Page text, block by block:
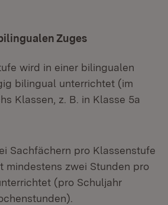
Zuges
wird in einer bilingualen
bilingual unterrichtet (im
Klassen, z. B. in Klasse 5a
Sachfächern pro Klassenstufe
mindestens zwei Stunden pro
(pro Schuljahr